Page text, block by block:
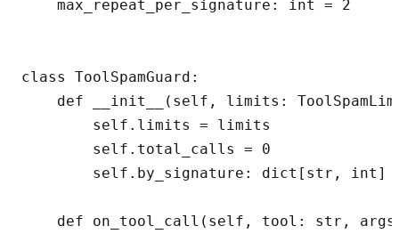
    max_repeat_per_signature: int = 2
class ToolSpamGuard:
def __init__(self, limits:
        self.limits = limits
        self.total_calls = 0
self.by_signature: dict[str, int]
def on_tool_call(self, tool: str,